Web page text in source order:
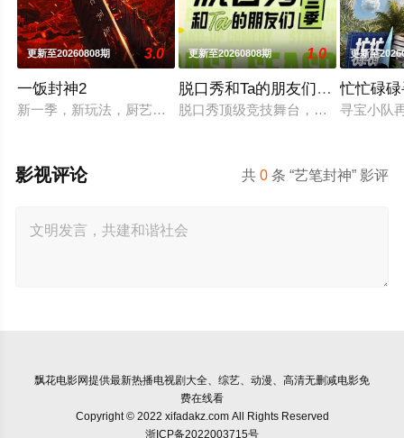
更新至20260808期 3.0
一饭封神2
新一季，新玩法，厨艺展示全新升级！厨神级的美味将持续上
更新至20260808期 1.0
脱口秀和Ta的朋友们第三季
脱口秀顶级竞技舞台，年度热梗发源
更新至
忙忙碌
寻宝小队
共0 条 “艺笔封神” 影评
影视评论
飘花电影网提供最新热播电视剧大全、综艺、动漫、高清无删减电影免
费在线看
Copyright © 2022 xifadakz.com All Rights Reserved
浙ICP备2022003715号